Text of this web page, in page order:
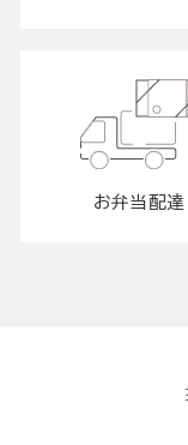
お弁当配達